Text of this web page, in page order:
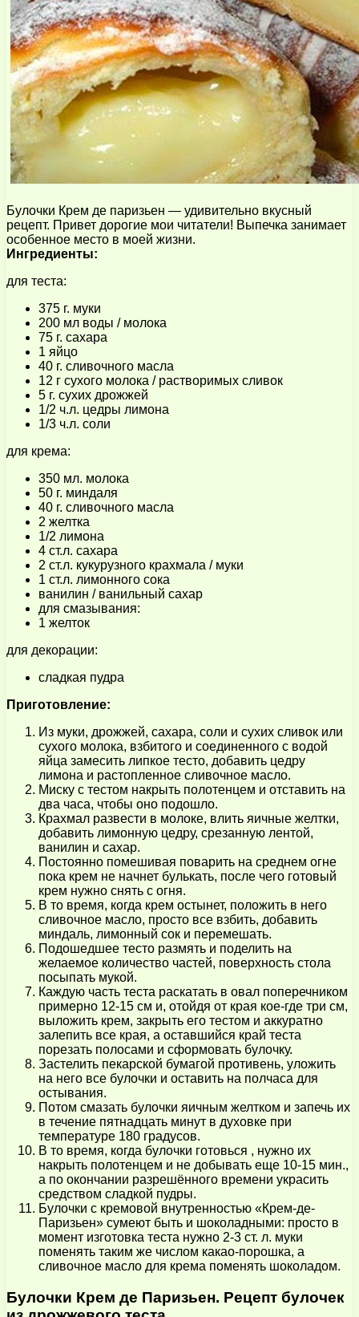
Булочки Крем де паризьен — удивительно вкусный
рецепт. Привет дорогие мои читатели! Выпечка занимает
особенное место в моей жизни.
Ингредиенты:
для теста:
375 г. муки
200 мл воды / молока
75 г. сахара
1 яйцо
40 г. сливочного масла
12 г сухого молока / растворимых сливок
5 г. сухих дрожжей
1/2 ч.л. цедры лимона
1/3 ч.л. соли
для крема:
350 мл. молока
50 г. миндаля
40 г. сливочного масла
2 желтка
1/2 лимона
4 ст.л. сахара
2 ст.л. кукурузного крахмала / муки
1 ст.л. лимонного сока
ванилин / ванильный сахар
для смазывания:
1 желток
для декорации:
сладкая пудра
Приготовление:
Из муки, дрожжей, сахара, соли и сухих сливок или
сухого молока, взбитого и соединенного с водой
яйца замесить липкое тесто, добавить цедру
лимона и растопленное сливочное масло.
Миску с тестом накрыть полотенцем и отставить на
два часа, чтобы оно подошло.
Крахмал развести в молоке, влить яичные желтки,
добавить лимонную цедру, срезанную лентой,
ванилин и сахар.
Постоянно помешивая поварить на среднем огне
пока крем не начнет булькать, после чего готовый
крем нужно снять с огня.
В то время, когда крем остынет, положить в него
сливочное масло, просто все взбить, добавить
миндаль, лимонный сок и перемешать.
Подошедшее тесто размять и поделить на
желаемое количество частей, поверхность стола
посыпать мукой.
Каждую часть теста раскатать в овал поперечником
примерно 12-15 см и, отойдя от края кое-где три см,
выложить крем, закрыть его тестом и аккуратно
залепить все края, а оставшийся край теста
порезать полосами и сформовать булочку.
Застелить пекарской бумагой противень, уложить
на него все булочки и оставить на полчаса для
остывания.
Потом смазать булочки яичным желтком и запечь их
в течение пятнадцать минут в духовке при
температуре 180 градусов.
В то время, когда булочки готовься , нужно их
накрыть полотенцем и не добывать еще 10-15 мин.,
а по окончании разрешённого времени украсить
средством сладкой пудры.
Булочки с кремовой внутренностью «Крем-де-
Паризьен» сумеют быть и шоколадными: просто в
момент изготовка теста нужно 2-3 ст. л. муки
поменять таким же числом какао-порошка, а
сливочное масло для крема поменять шоколадом.
Булочки Крем де Паризьен. Рецепт булочек